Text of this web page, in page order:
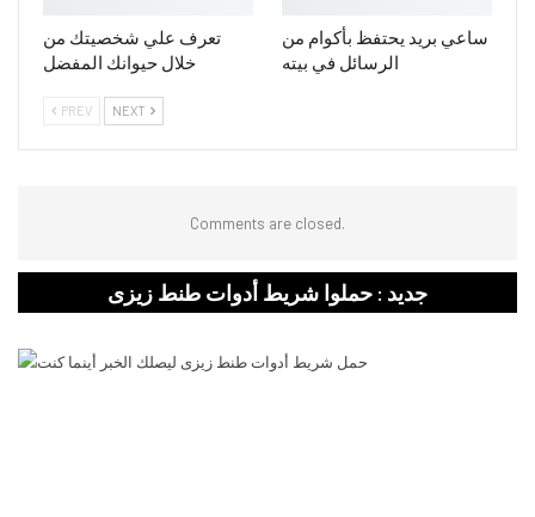
تعرف علي شخصيتك من
خلال حيوانك المفضل
ساعي بريد يحتفظ بأكوام من
الرسائل في بيته
PREV NEXT
Comments are closed.
جديد : حملوا شريط أدوات طنط زيزى